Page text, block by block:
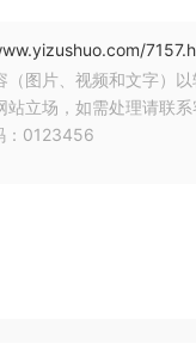
（图片、视频和文字）
立场，如需处理请联系
：0123456